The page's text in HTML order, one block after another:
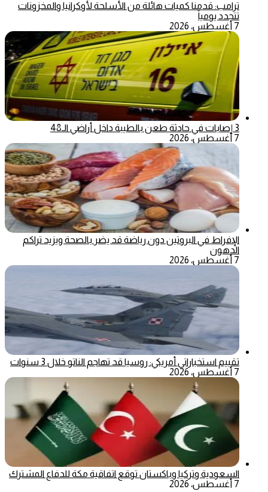
ترامب: قدمنا كميات هائلة من الأسلحة لأوكرانيا والمخزونات
تتجدد يومياً
7 أغسطس، 2026
3 إصابات في حادثة طعن بالطيبة داخل أراضي الـ48
7 أغسطس، 2026
الإفراط في البروتين دون رياضة قد يضر بالصحة ويزيد تراكم
الدهون
7 أغسطس، 2026
تقييم استخباراتي أمريكي: روسيا قد تهاجم الناتو خلال 3 سنوات
7 أغسطس، 2026
السعودية وتركيا وباكستان توقع اتفاقية مكة للدفاع المشترك
7 أغسطس، 2026